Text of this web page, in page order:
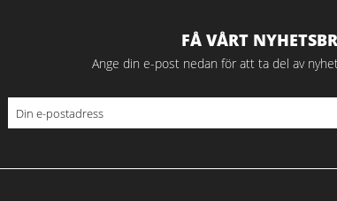
FÅ VÅRT
Ange din e-post nedan för att ta del av